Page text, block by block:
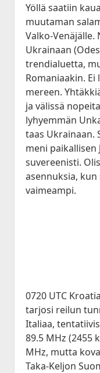
Yöllä saatiin
muutaman
Valko-Venäjälle.
Ukrainaan
trendialuetta,
Romaniaakin.
mereen.
ja välissä
lyhyemmän
taas Ukrainaan.
meni paikallisen
suvereenisti.
asennuksia,
vaimeampi.
0720 UTC
tarjosi reilun
Italiaa,
89.5 MHz (2455
MHz, mutta
Taka-Keljon